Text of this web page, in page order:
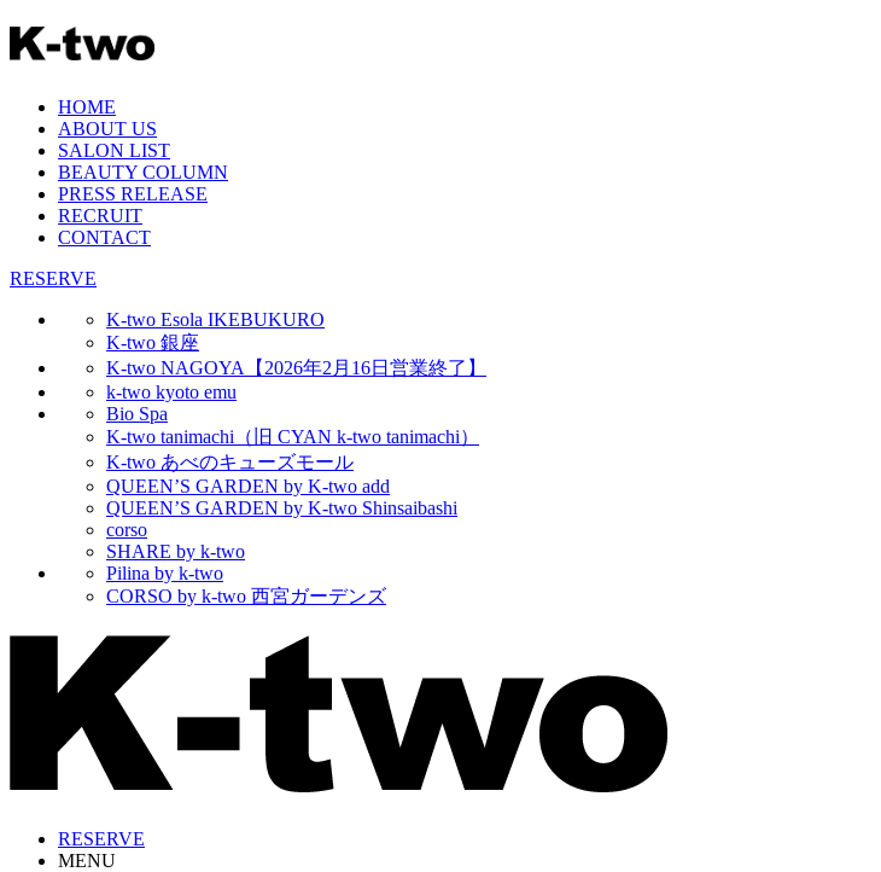
HOME
ABOUT US
SALON LIST
BEAUTY COLUMN
PRESS RELEASE
RECRUIT
CONTACT
RESERVE
K-two Esola IKEBUKURO
K-two 銀座
K-two NAGOYA【2026年2月16日営業終了】
k-two kyoto emu
Bio Spa
K-two tanimachi（旧 CYAN k-two tanimachi）
K-two あべのキューズモール
QUEEN’S GARDEN by K-two add
QUEEN’S GARDEN by K-two Shinsaibashi
corso
SHARE by k-two
Pilina by k-two
CORSO by k-two 西宮ガーデンズ
RESERVE
MENU